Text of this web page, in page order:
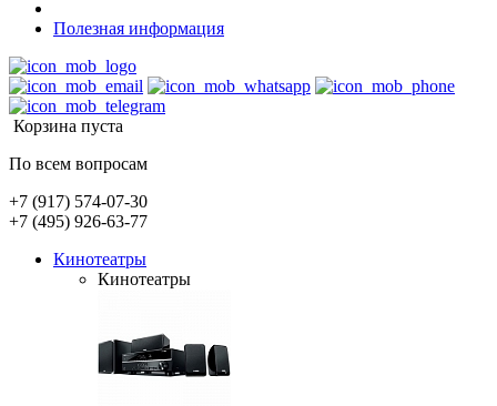
Полезная информация
Корзина пуста
По всем вопросам
+7 (917) 574-07-30
+7 (495) 926-63-77
Кинотеатры
Кинотеатры